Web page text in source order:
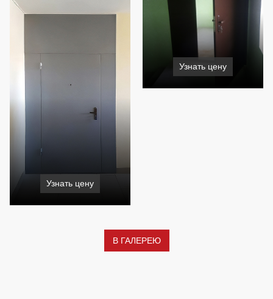
Узнать цену
Узнать цену
В ГАЛЕРЕЮ